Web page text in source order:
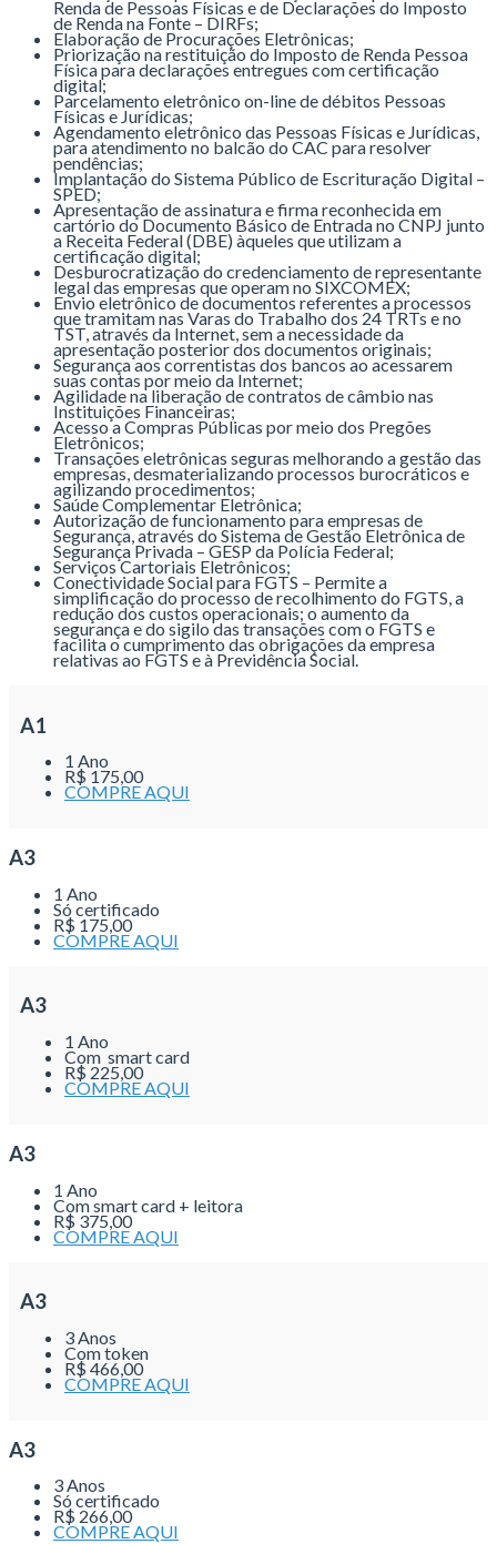
Renda de Pessoas Físicas e de Declarações do Imposto
de Renda na Fonte – DIRFs;
Elaboração de Procurações Eletrônicas;
Priorização na restituição do Imposto de Renda Pessoa
Física para declarações entregues com certificação
digital;
Parcelamento eletrônico on-line de débitos Pessoas
Físicas e Jurídicas;
Agendamento eletrônico das Pessoas Físicas e Jurídicas,
para atendimento no balcão do CAC para resolver
pendências;
Implantação do Sistema Público de Escrituração Digital –
SPED;
Apresentação de assinatura e firma reconhecida em
cartório do Documento Básico de Entrada no CNPJ junto
a Receita Federal (DBE) àqueles que utilizam a
certificação digital;
Desburocratização do credenciamento de representante
legal das empresas que operam no SIXCOMEX;
Envio eletrônico de documentos referentes a processos
que tramitam nas Varas do Trabalho dos 24 TRTs e no
TST, através da Internet, sem a necessidade da
apresentação posterior dos documentos originais;
Segurança aos correntistas dos bancos ao acessarem
suas contas por meio da Internet;
Agilidade na liberação de contratos de câmbio nas
Instituições Financeiras;
Acesso a Compras Públicas por meio dos Pregões
Eletrônicos;
Transações eletrônicas seguras melhorando a gestão das
empresas, desmaterializando processos burocráticos e
agilizando procedimentos;
Saúde Complementar Eletrônica;
Autorização de funcionamento para empresas de
Segurança, através do Sistema de Gestão Eletrônica de
Segurança Privada – GESP da Polícia Federal;
Serviços Cartoriais Eletrônicos;
Conectividade Social para FGTS – Permite a
simplificação do processo de recolhimento do FGTS, a
redução dos custos operacionais; o aumento da
segurança e do sigilo das transações com o FGTS e
facilita o cumprimento das obrigações da empresa
relativas ao FGTS e à Previdência Social.
A1
1 Ano
R$ 175,00
COMPRE AQUI
A3
1 Ano
Só certificado
R$ 175,00
COMPRE AQUI
A3
1 Ano
Com smart card
R$ 225,00
COMPRE AQUI
A3
1 Ano
Com smart card + leitora
R$ 375,00
COMPRE AQUI
A3
3 Anos
Com token
R$ 466,00
COMPRE AQUI
A3
3 Anos
Só certificado
R$ 266,00
COMPRE AQUI